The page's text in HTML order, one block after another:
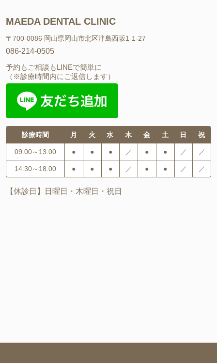
MAEDA DENTAL CLINIC
〒700-0086 岡山県岡山市北区津島西坂1-1-27
086-214-0505
予約もご相談もLINEで簡単に
（※診療時間内にご返信します）
診療時間 月 火 水 木 金 土 日 祝
09:00～13:00 ● ● ● ／ ● ● ／ ／
14:30～18:00 ● ● ● ／ ● ● ／ ／
【休診日】日曜日・木曜日・祝日